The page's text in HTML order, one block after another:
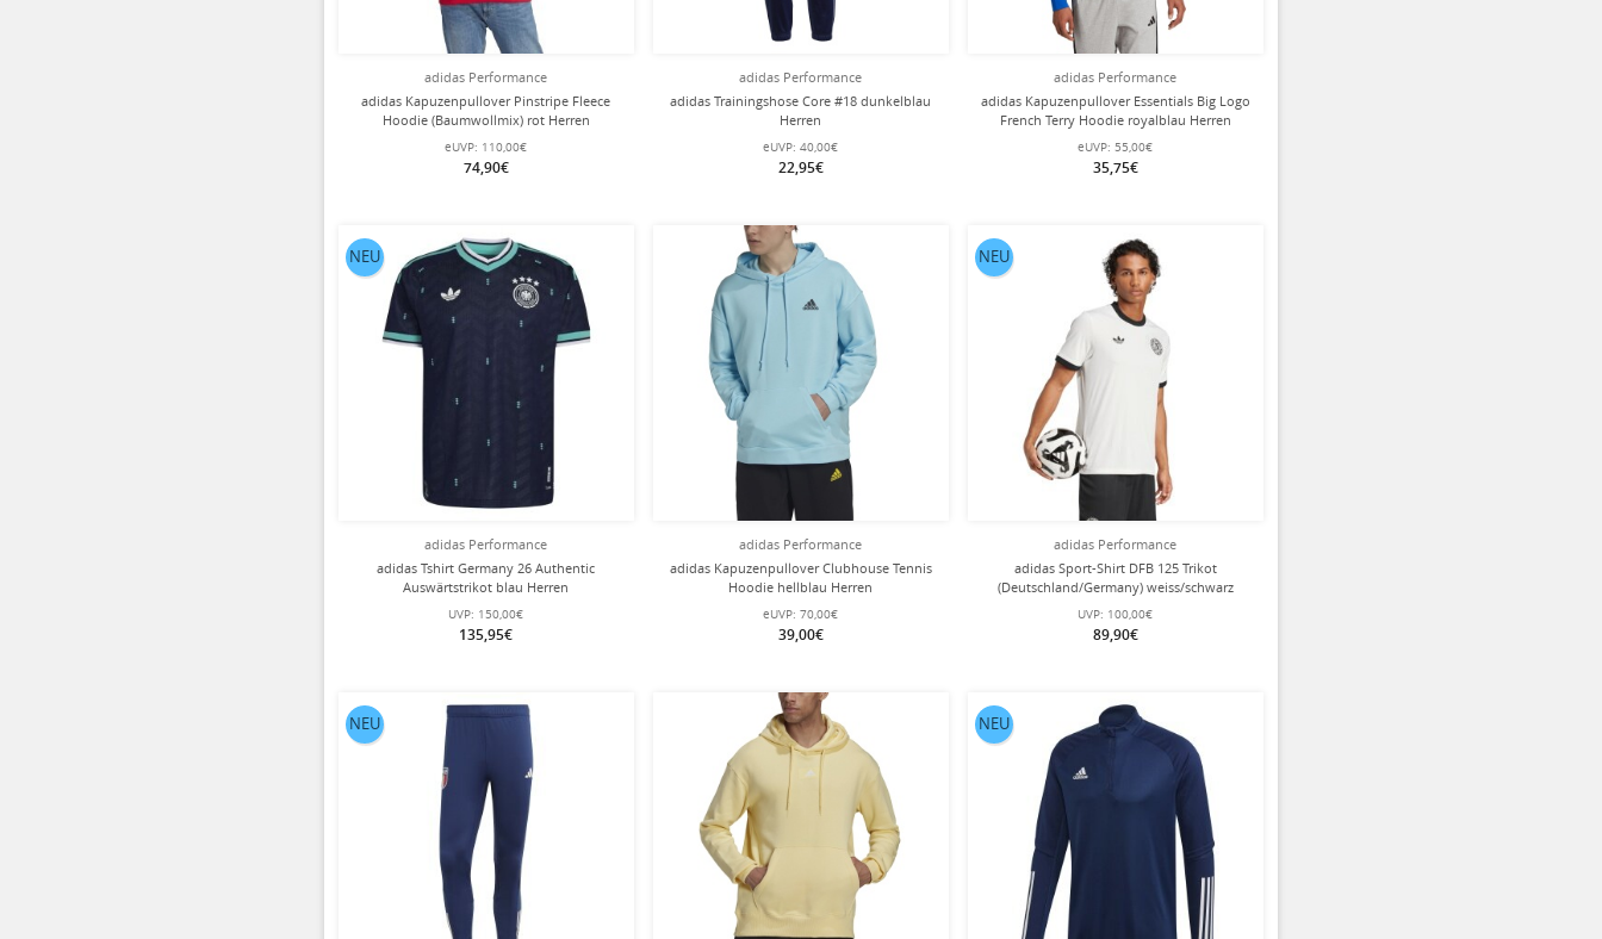
adidas Performance
adidas Kapuzenpullover Pinstripe Fleece
Hoodie (Baumwollmix) rot Herren
eUVP: 110,00€
74,90€
adidas Performance
adidas Trainingshose Core #18 dunkelblau
Herren
eUVP: 40,00€
22,95€
adidas Performance
adidas Kapuzenpullover Essentials Big Logo
French Terry Hoodie royalblau Herren
eUVP: 55,00€
35,75€
adidas Performance
adidas Tshirt Germany 26 Authentic
Auswärtstrikot blau Herren
UVP: 150,00€
135,95€
NEU
adidas Performance
adidas Kapuzenpullover Clubhouse Tennis
Hoodie hellblau Herren
eUVP: 70,00€
39,00€
adidas Performance
adidas Sport-Shirt DFB 125 Trikot
(Deutschland/Germany) weiss/schwarz
UVP: 100,00€
89,90€
NEU
NEU NEU